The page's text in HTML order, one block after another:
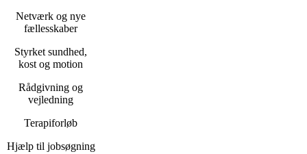
Netværk og nye
fællesskaber
Styrket sundhed,
kost og motion
Rådgivning og
vejledning
Terapiforløb
Hjælp til jobsøgning